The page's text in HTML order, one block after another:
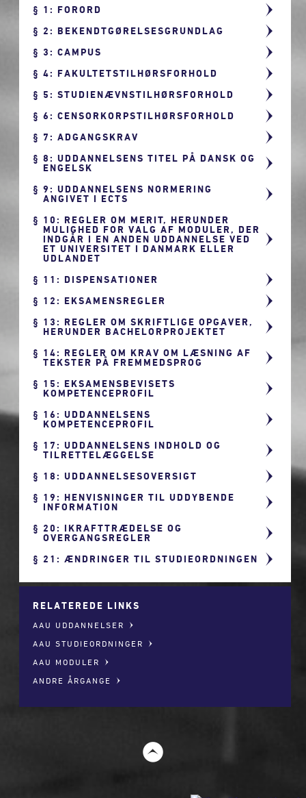
1: FORORD
2: BEKENDTGØRELSESGRUNDLAG
3: CAMPUS
4: FAKULTETSTILHØRSFORHOLD
5: STUDIENÆVNSTILHØRSFORHOLD
6: CENSORKORPSTILHØRSFORHOLD
7: ADGANGSKRAV
8: UDDANNELSENS TITEL PÅ DANSK OG
ENGELSK
9: UDDANNELSENS NORMERING
ANGIVET I ECTS
10: REGLER OM MERIT, HERUNDER
MULIGHED FOR VALG AF MODULER, DER
INDGÅR I EN ANDEN UDDANNELSE VED
ET UNIVERSITET I DANMARK ELLER
UDLANDET
11: DISPENSATIONER
12: EKSAMENSREGLER
13: REGLER OM SKRIFTLIGE OPGAVER,
HERUNDER BACHELORPROJEKTET
14: REGLER OM KRAV OM LÆSNING AF
TEKSTER PÅ FREMMEDSPROG
15: EKSAMENSBEVISETS
KOMPETENCEPROFIL
16: UDDANNELSENS
KOMPETENCEPROFIL
17: UDDANNELSENS INDHOLD OG
TILRETTELÆGGELSE
18: UDDANNELSESOVERSIGT
19: HENVISNINGER TIL UDDYBENDE
INFORMATION
20: IKRAFTTRÆDELSE OG
OVERGANGSREGLER
21: ÆNDRINGER TIL STUDIEORDNINGEN
RELATEREDE LINKS
AAU UDDANNELSER
AAU STUDIEORDNINGER
AAU MODULER
ANDRE ÅRGANGE
t